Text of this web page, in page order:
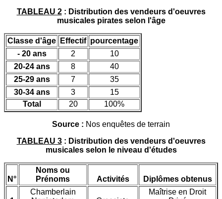
TABLEAU 2: Distribution des vendeurs d'oeuvres
musicales pirates selon l'âge
Classe d'âge Effectif pourcentage
- 20 ans
2
10
20-24 ans
8
40
25-29 ans
7
35
30-34 ans
3
15
Total
20 100%
Source : Nos enquêtes de terrain
TABLEAU 3: Distribution des vendeurs d'oeuvres
musicales selon le niveau d'études
N°
Noms ou
Prénoms
Activités Diplômes obtenus
Chamberlain
Maîtrise en Droit